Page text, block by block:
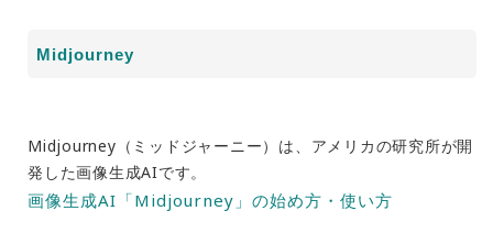
Midjourney
Midjourney（ミッドジャーニー）は、アメリカの研究所が開
発した画像生成AIです。
画像生成AI「Midjourney」の始め方・使い方